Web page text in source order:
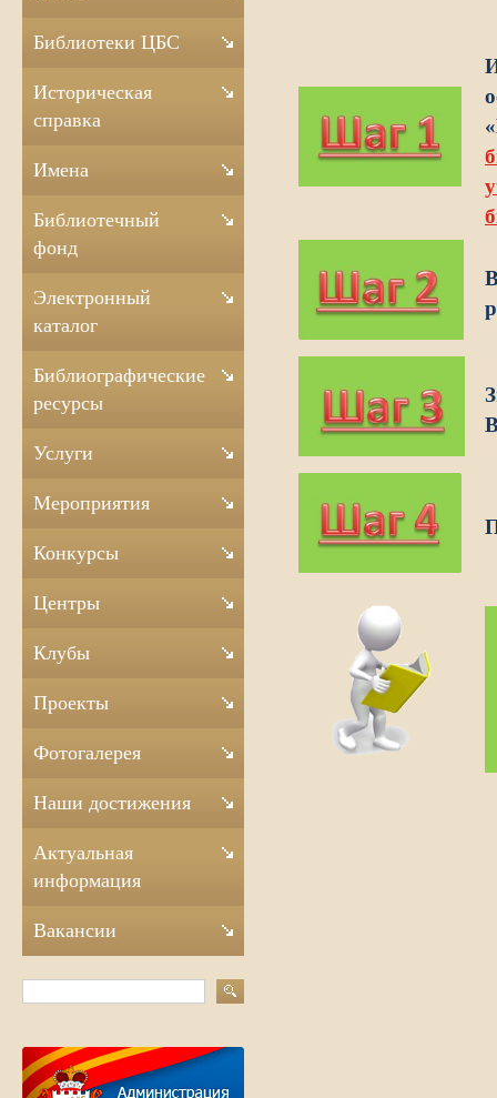
Библиотеки ЦБС
Историческая
справка
Имена
Библиотечный
фонд
Электронный
каталог
Библиографические
ресурсы
Услуги
Мероприятия
Конкурсы
Центры
Клубы
Проекты
Фотогалерея
Наши достижения
Актуальная
информация
Вакансии